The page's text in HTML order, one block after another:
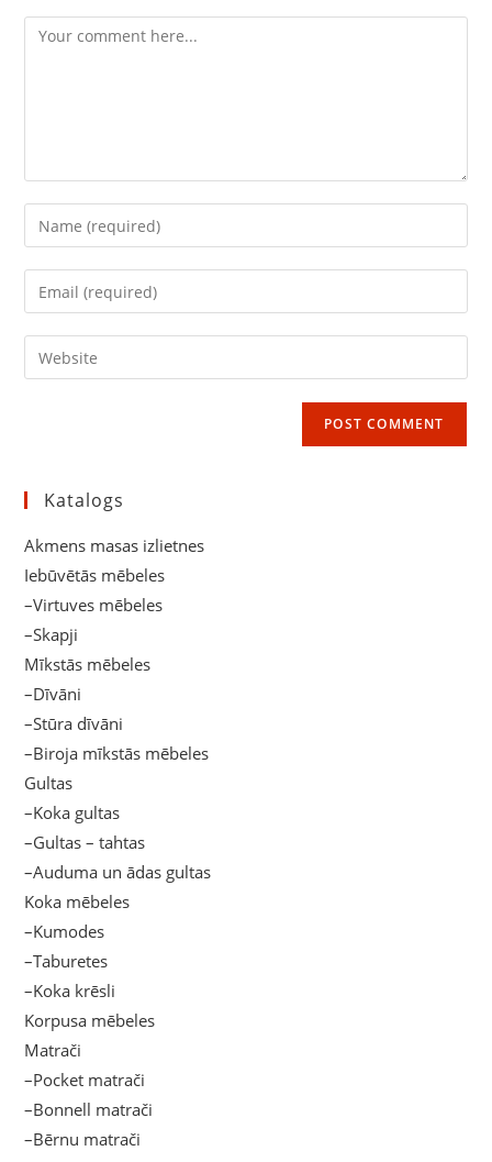
Comment
Enter
your
name
comment
Enter
your
email
address
Enter
your
Katalogs
Akmens masas izlietnes
Iebūvētās mēbeles
–Virtuves mēbeles
–Skapji
Mīkstās mēbeles
–Dīvāni
–Stūra dīvāni
–Biroja mīkstās mēbeles
Gultas
–Koka gultas
–Gultas – tahtas
–Auduma un ādas gultas
Koka mēbeles
–Kumodes
–Taburetes
–Koka krēsli
Korpusa mēbeles
Matrači
–Pocket matrači
–Bonnell matrači
–Bērnu matrači